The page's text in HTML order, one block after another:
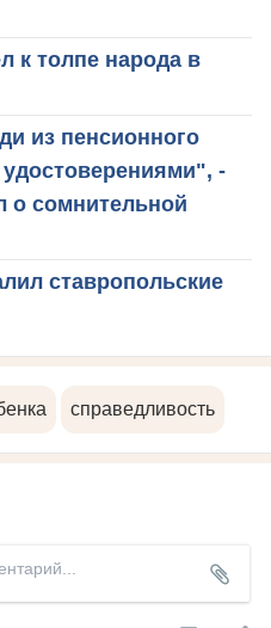
к толпе народа в
из пенсионного
-
о сомнительной
ставропольские
справедливость